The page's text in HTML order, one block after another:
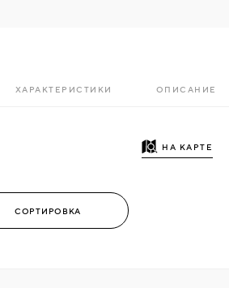
ХАРАКТЕРИСТИКИ ОПИСАНИЕ
НА КАРТЕ